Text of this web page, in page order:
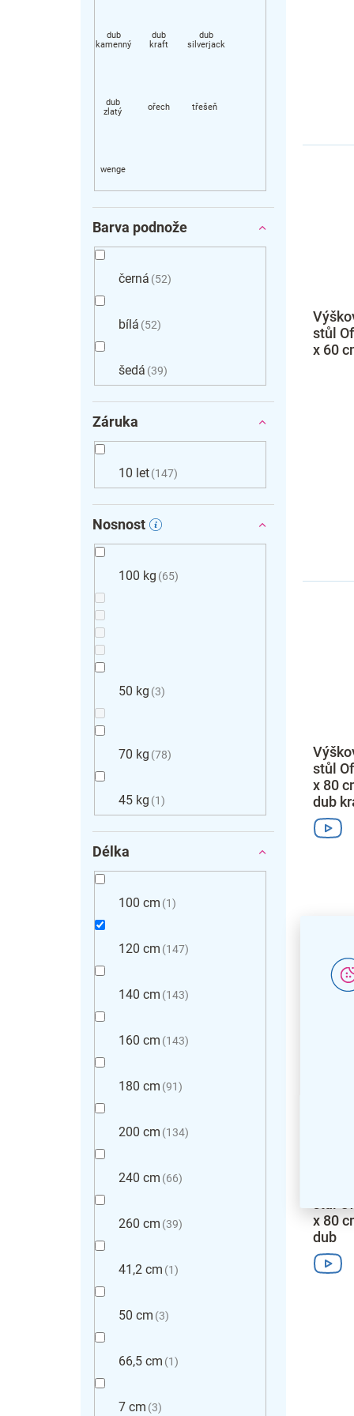
Barva podnože
černá 52
bílá 52
šedá 39
Záruka
10 let 147
Nosnost
100 kg 65
50 kg 3
70 kg 78
45 kg 1
Délka
100 cm 1
120 cm 147
140 cm 143
160 cm 143
180 cm 91
200 cm 134
240 cm 66
260 cm 39
41,2 cm 1
50 cm 3
66,5 cm 1
7 cm 3
stůl
x 60
stůl
x 80
dub
x 80
dub